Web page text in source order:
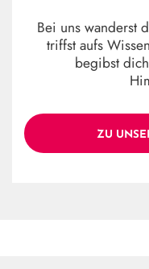
Bei uns wanderst
triffst aufs
begibst
ZU